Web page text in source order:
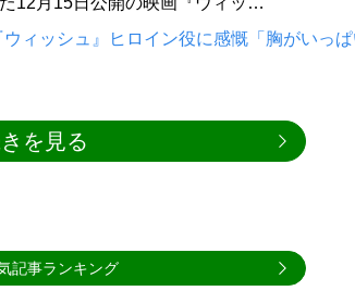
ィッシュ』ヒロイン役に感慨「胸がいっ
を見る
記事ランキング